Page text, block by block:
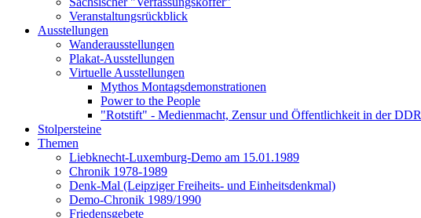
Veranstaltungsrückblick
Ausstellungen
Wanderausstellungen
Plakat-Ausstellungen
Virtuelle Ausstellungen
Mythos Montagsdemonstrationen
Power to the People
"Rotstift" - Medienmacht, Zensur und Öffentlichkeit in der DDR
Stolpersteine
Themen
Liebknecht-Luxemburg-Demo am 15.01.1989
Chronik 1978-1989
Denk-Mal (Leipziger Freiheits- und Einheitsdenkmal)
Demo-Chronik 1989/1990
Friedensgebete